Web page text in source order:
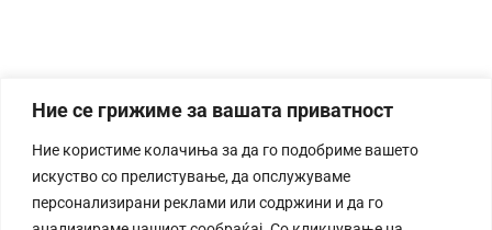
Ние се грижиме за вашата приватност
Ние користиме колачиња за да го подобриме вашето
искуство со прелистување, да опслужуваме
персонализирани реклами или содржини и да го